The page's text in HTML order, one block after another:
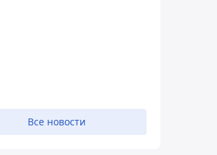
Все новости